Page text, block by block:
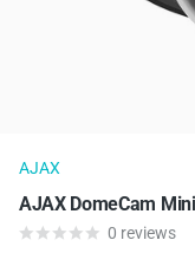
AJAX
AJAX DomeCam
0 reviews